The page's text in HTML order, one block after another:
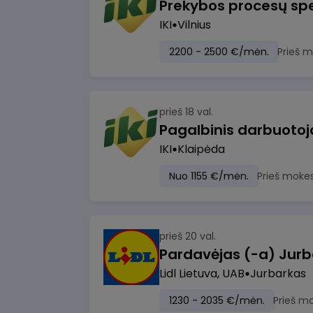
Prekybos procesų
IKI Vilnius
2200 - 2500 €/mėn. Prieš
prieš 18 val.
IKI Klaipėda
Nuo 1155 €/mėn. Prieš
prieš 20 val.
Pardavėjas (-a)
Lidl Lietuva, UAB Jurbarkas
1230 - 2035 €/mėn. Prieš